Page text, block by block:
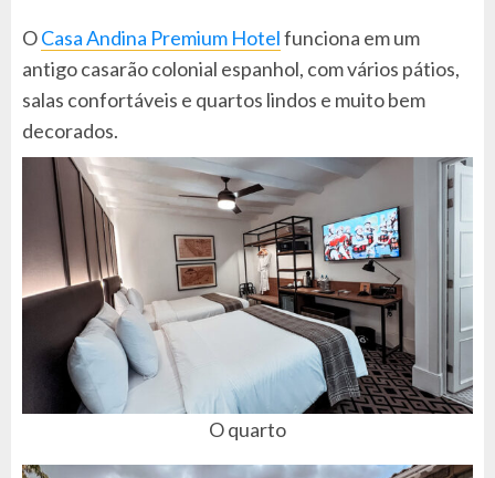
OCasa Andina Premium Hotelfunciona em um
antigo casarão colonial espanhol, com vários pátios,
salas confortáveis e quartos lindos e muito bem
decorados.
O quarto